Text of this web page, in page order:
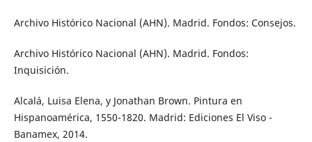
Archivo Histórico Nacional (AHN). Madrid. Fondos: Consejos.
Archivo Histórico Nacional (AHN). Madrid. Fondos:
Inquisición.
Alcalá, Luisa Elena, y Jonathan Brown. Pintura en
Hispanoamérica, 1550-1820. Madrid: Ediciones El Viso -
Banamex, 2014.